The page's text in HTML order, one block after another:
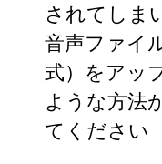
されてしま
音声ファイ
式）をアッ
ような方法
てください